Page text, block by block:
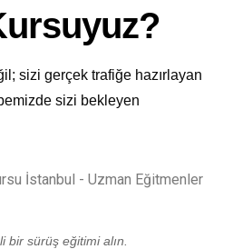
sizi gerçek trafiğe hazırlayan
sizi bekleyen
sürüş eğitimi alın.